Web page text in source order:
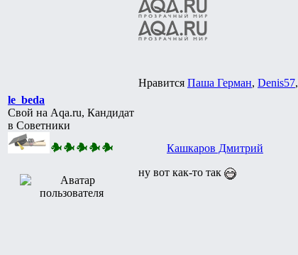
Нравится Паша Герман, Denis57,
le_beda
Свой на Aqa.ru, Кандидат
в Советники
Кашкаров Дмитрий
ну вот как-то так